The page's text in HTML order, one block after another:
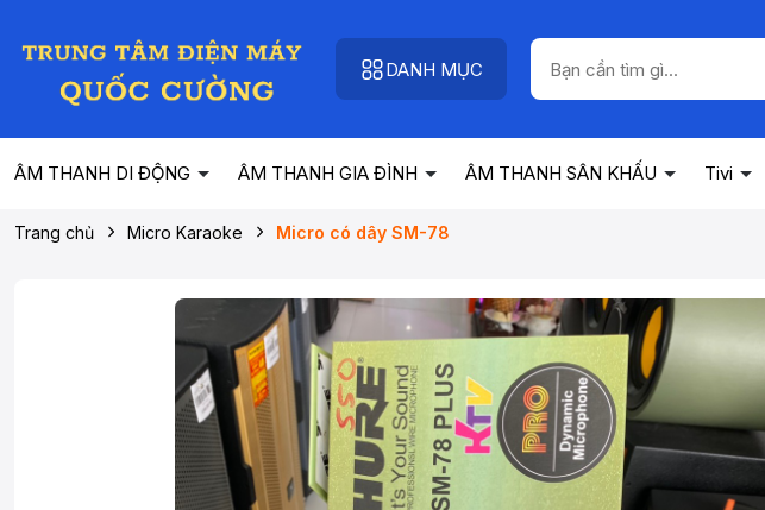
DANH MỤC
ÂM THANH DI ĐỘNG ÂM THANH GIA ĐÌNH ÂM THANH SÂN KHẤU Tivi
Trang chủ Micro Karaoke Micro có dây SM-78